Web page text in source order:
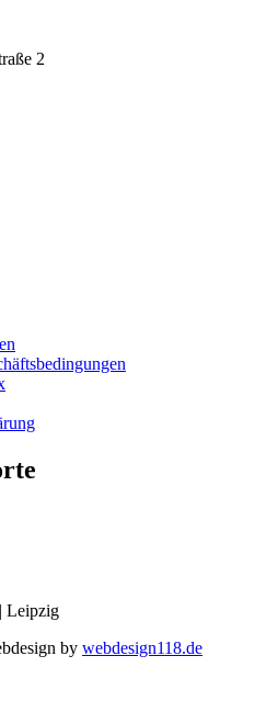
2
Leipzig
by webdesign118.de